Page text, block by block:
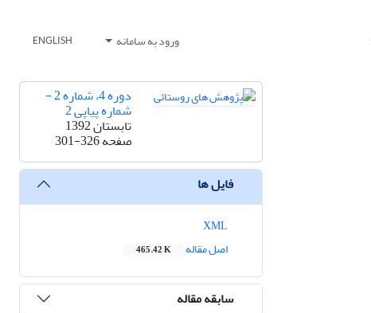
ورود به سامانه ENGLISH
دوره 4، شماره 2 -
شماره پیاپی 2
تابستان 1392
صفحه301-326
فایل ها
اصل مقاله
465.42 K
سابقه مقاله